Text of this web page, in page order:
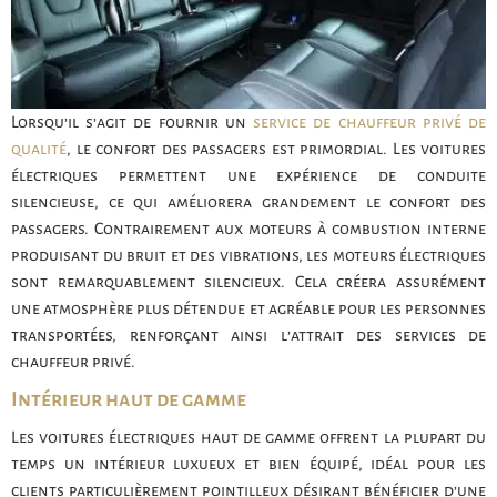
Lorsqu’il s’agit de fournir un service de chauffeur privé de
qualité, le confort des passagers est primordial. Les voitures
électriques permettent une expérience de conduite
silencieuse, ce qui améliorera grandement le confort des
passagers. Contrairement aux moteurs à combustion interne
produisant du bruit et des vibrations, les moteurs électriques
sont remarquablement silencieux. Cela créera assurément
une atmosphère plus détendue et agréable pour les personnes
transportées, renforçant ainsi l’attrait des services de
chauffeur privé.
Intérieur haut de gamme
Les voitures électriques haut de gamme offrent la plupart du
temps un intérieur luxueux et bien équipé, idéal pour les
clients particulièrement pointilleux désirant bénéficier d’une